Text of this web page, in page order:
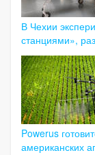
В Чехии
станциями»,
Powerus
американских